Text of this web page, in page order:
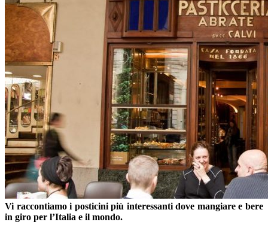
Vi raccontiamo i posticini più interessanti dove mangiare e bere
in giro per l’Italia e il mondo.